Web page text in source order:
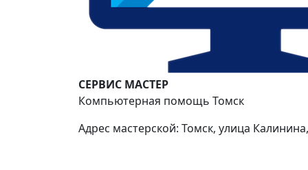
СЕРВИС МАСТЕР
Компьютерная помощь Томск
Адрес мастерской: Томск, улица